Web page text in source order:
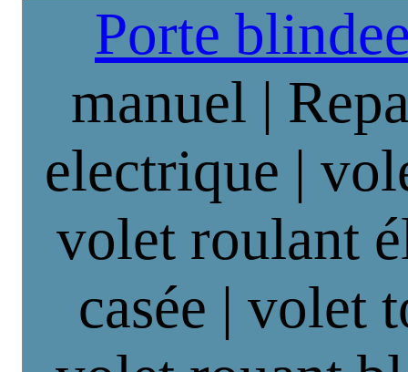
Porte
manuel |
electrique |
volet roulant
casée | volet